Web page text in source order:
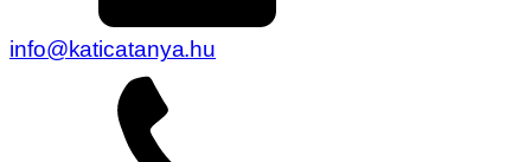
info@katicatanya.hu